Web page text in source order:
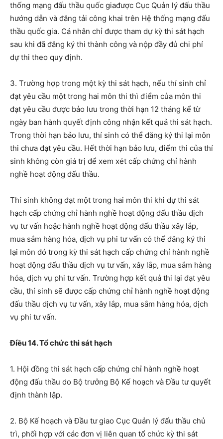
thống mạng đấu thầu quốc giađược Cục Quản lý đấu thầu
hướng dẫn và đăng tải công khai trên Hệ thống mạng đấu
thầu quốc gia. Cá nhân chỉ được tham dự kỳ thi sát hạch
sau khi đã đăng ký thi thành công và nộp đầy đủ chi phí
dự thi theo quy định.
3. Trường hợp trong một kỳ thi sát hạch, nếu thí sinh chỉ
đạt yêu cầu một trong hai môn thi thì điểm của môn thi
đạt yêu cầu được bảo lưu trong thời hạn 12 tháng kể từ
ngày ban hành quyết định công nhận kết quả thi sát hạch.
Trong thời hạn bảo lưu, thí sinh có thể đăng ký thi lại môn
thi chưa đạt yêu cầu. Hết thời hạn bảo lưu, điểm thi của thí
sinh không còn giá trị để xem xét cấp chứng chỉ hành
nghề hoạt động đấu thầu.
Thí sinh không đạt một trong hai môn thi khi dự thi sát
hạch cấp chứng chỉ hành nghề hoạt động đấu thầu dịch
vụ tư vấn hoặc hành nghề hoạt động đấu thầu xây lắp,
mua sắm hàng hóa, dịch vụ phi tư vấn có thể đăng ký thi
lại môn đó trong kỳ thi sát hạch cấp chứng chỉ hành nghề
hoạt động đấu thầu dịch vụ tư vấn, xây lắp, mua sắm hàng
hóa, dịch vụ phi tư vấn. Trường hợp kết quả thi lại đạt yêu
cầu, thí sinh sẽ được cấp chứng chỉ hành nghề hoạt động
đấu thầu dịch vụ tư vấn, xây lắp, mua sắm hàng hóa, dịch
vụ phi tư vấn.
Điều 14. Tổ chức thi sát hạch
1. Hội đồng thi sát hạch cấp chứng chỉ hành nghề hoạt
động đấu thầu do Bộ trưởng Bộ Kế hoạch và Đầu tư quyết
định thành lập.
2. Bộ Kế hoạch và Đầu tư giao Cục Quản lý đấu thầu chủ
trì, phối hợp với các đơn vị liên quan tổ chức kỳ thi sát